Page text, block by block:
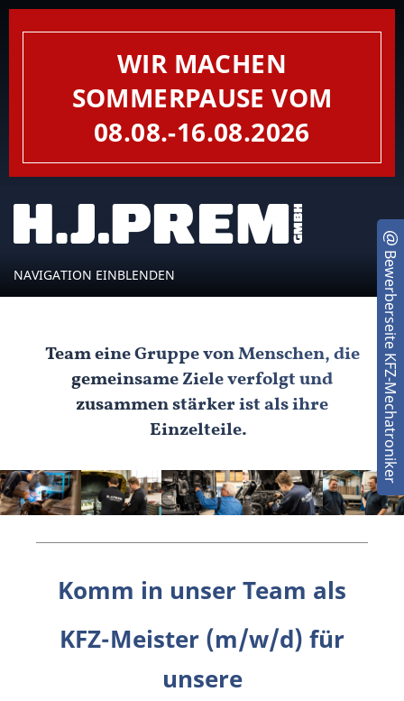
WIR MACHEN
SOMMERPAUSE VOM
08.08.-16.08.2026
NAVIGATION EINBLENDEN
Team eine Gruppe von Menschen, die
gemeinsame Ziele verfolgt und
zusammen stärker ist als ihre
Einzelteile.
Komm in unser Team als
KFZ-Meister (m/w/d) für
unsere
Bewerberseite KFZ-Mechatroniker